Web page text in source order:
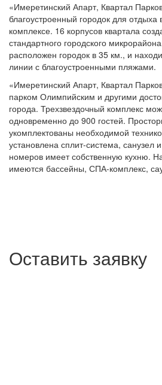
«Имеретинский Апарт, Квартал
благоустроенный городок для
комплексе. 16 корпусов квартала
стандартного городского
расположен городок в 35 км., и
линии с благоустроенными пляжами.
«Имеретинский Апарт, Квартал
парком Олимпийским и другими
города. Трехзвездочный комплекс
одновременно до 900 гостей.
укомплектованы необходимой
установлена сплит-система, санузел
номеров имеет собственную кухню.
имеются бассейны, СПА-комплекс,
Оставить заявку